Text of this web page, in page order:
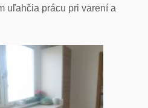
uľahčia prácu pri varení a